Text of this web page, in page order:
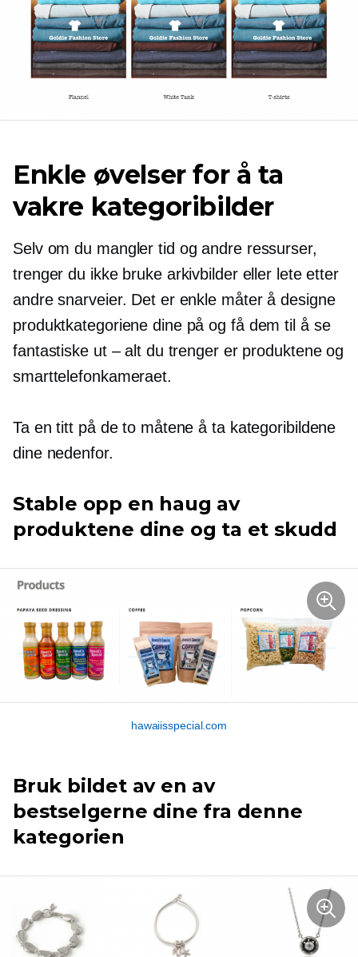
Enkle øvelser for å ta
vakre kategoribilder
Selv om du mangler tid og andre ressurser,
trenger du ikke bruke arkivbilder eller lete etter
andre snarveier. Det er enkle måter å designe
produktkategoriene dine på og få dem til å se
fantastiske ut – alt du trenger er produktene og
smarttelefonkameraet.
Ta en titt på de to måtene å ta kategoribildene
dine nedenfor.
Stable opp en haug av
produktene dine og ta et skudd
hawaiisspecial.com
Bruk bildet av en av
bestselgerne dine fra denne
kategorien